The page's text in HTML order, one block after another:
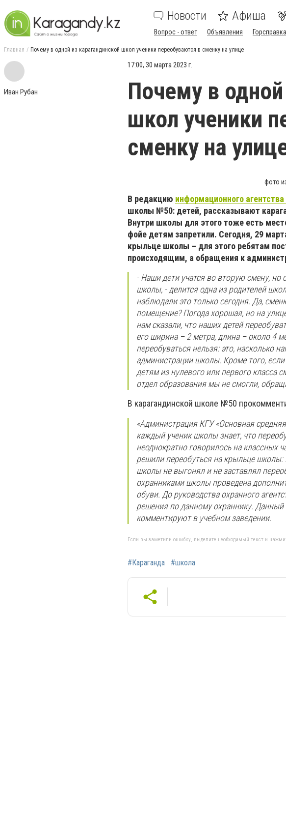
Новости Афиша
Вопрос - ответ Объявления Горсправка
Главная Почему в одной из карагандинской школ ученики переобуваются в сменку на улице
Иван Рубан
17:00, 30 марта 2023 г.
Почему в
школ ученики
сменку на
фото
В редакцию информационного
школы №50: детей, рассказывают
Внутри школы для этого тоже есть
фойе детям запретили. Сегодня, 29
крыльце школы – для этого ребятам
происходящим, а обращения к
- Наши дети учатся во вторую смену, но
школы, - делится одна из родителей
наблюдали это только сегодня. Да,
помещение? Погода хорошая, но на
нам сказали, что наших детей
его ширина – 2 метра, длина – около 4
переобуваться нельзя: это, насколько
администрации школы. Кроме того,
детям из нулевого или первого класса
отдел образования мы не смогли,
В карагандинской школе №50
«Администрация КГУ «Основная
каждый ученик школы знает, что
неоднократно говорилось на классных
решили переобуться на крыльце
школы не выгонял и не заставлял
охранниками школы проведена
обуви. До руководства охранного
решения по данному охраннику. Данный
комментируют в учебном заведении.
Если вы заметили ошибку, выделите необходимый текст и
#Караганда #школа